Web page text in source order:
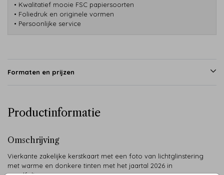
• Kwalitatief mooie FSC papiersoorten
• Foliedruk en originele vormen
• Persoonlijke service
Formaten en prijzen
Productinformatie
Omschrijving
Vierkante zakelijke kerstkaart met een foto van lichtglinstering
met warme en donkere tinten met het jaartal 2026 in